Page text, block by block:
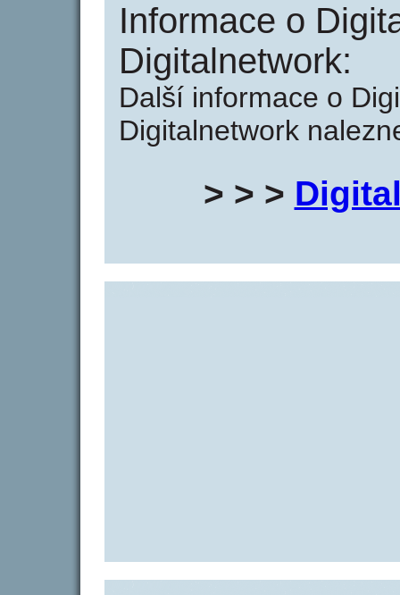
Informace o
Digitalnetwork:
Další informace o
Digitalnetwork
> > >